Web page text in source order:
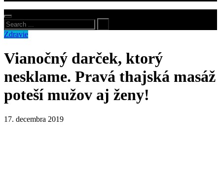
Zdravie
Vianočný darček, ktorý
nesklame. Pravá thajská masáž
poteší mužov aj ženy!
17. decembra 2019